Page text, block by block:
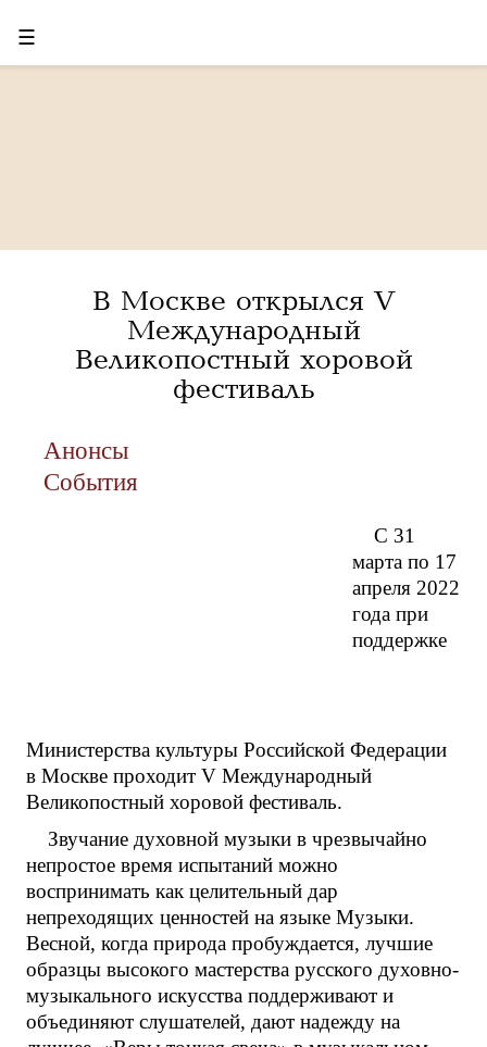
☰
В Москве открылся V
Международный
Великопостный хоровой
фестиваль
Анонсы
События
С 31
марта по 17
апреля 2022
года при
поддержке
Министерства культуры Российской Федерации
в Москве проходит V Международный
Великопостный хоровой фестиваль.
Звучание духовной музыки в чрезвычайно
непростое время испытаний можно
воспринимать как целительный дар
непреходящих ценностей на языке Музыки.
Весной, когда природа пробуждается, лучшие
образцы высокого мастерства русского духовно-
музыкального искусства поддерживают и
объединяют слушателей, дают надежду на